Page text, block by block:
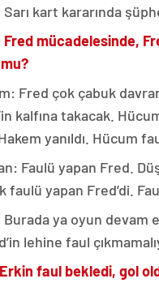
kart kararında
Fred mücadelesinde,
Fred çok çabuk
kalfına takacak.
yanıldı. Hücum
Faulü yapan Fred.
faulü yapan Fred’di.
Burada ya oyun devam
lehine faul
faul bekledi, gol